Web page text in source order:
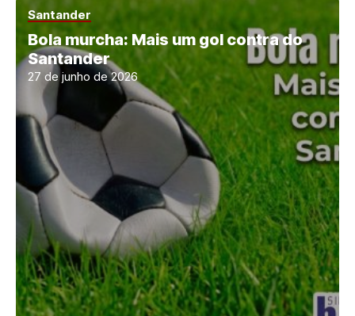
Santander
Bola murcha: Mais um gol contra do
Santander
27 de junho de 2026